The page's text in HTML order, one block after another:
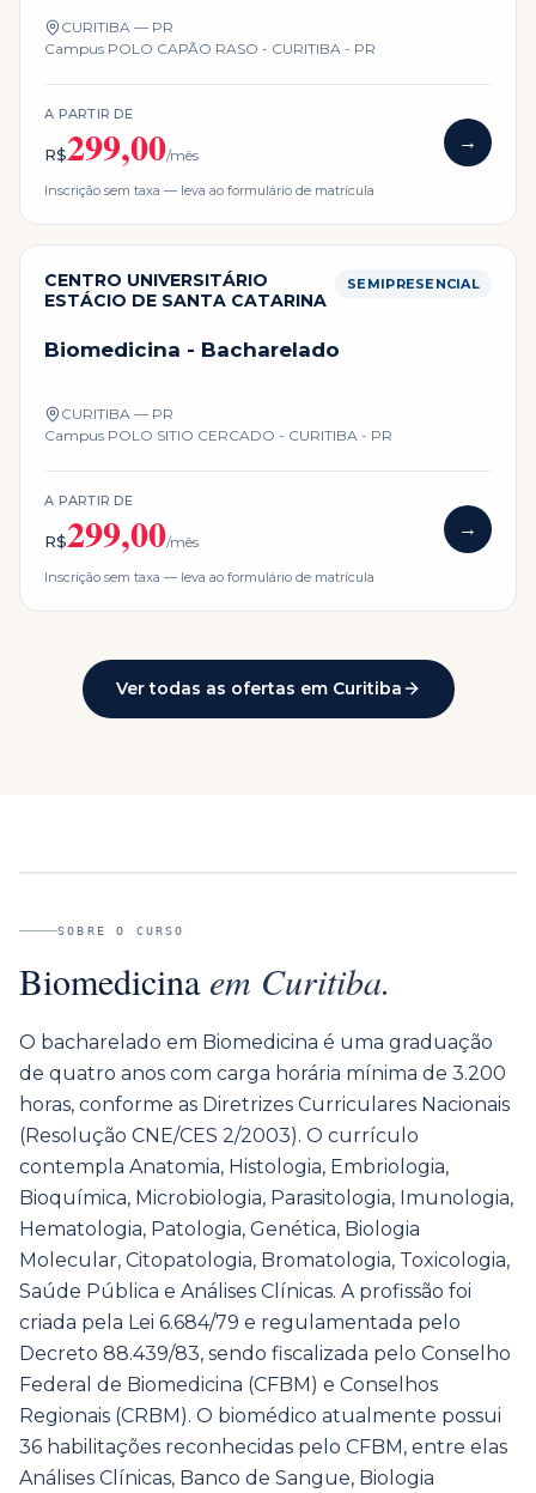
CURITIBA — PR
Campus POLO CAPÃO RASO - CURITIBA - PR
A PARTIR DE
R$299,00/mês
→
Inscrição sem taxa — leva ao formulário de matrícula
CENTRO UNIVERSITÁRIO
ESTÁCIO DE SANTA CATARINA
SEMIPRESENCIAL
Biomedicina - Bacharelado
CURITIBA — PR
Campus POLO SITIO CERCADO - CURITIBA - PR
A PARTIR DE
R$299,00/mês
→
Inscrição sem taxa — leva ao formulário de matrícula
Ver todas as ofertas em Curitiba
SOBRE O CURSO
Biomedicina em Curitiba.
O bacharelado em Biomedicina é uma graduação
de quatro anos com carga horária mínima de 3.200
horas, conforme as Diretrizes Curriculares Nacionais
(Resolução CNE/CES 2/2003). O currículo
contempla Anatomia, Histologia, Embriologia,
Bioquímica, Microbiologia, Parasitologia, Imunologia,
Hematologia, Patologia, Genética, Biologia
Molecular, Citopatologia, Bromatologia, Toxicologia,
Saúde Pública e Análises Clínicas. A profissão foi
criada pela Lei 6.684/79 e regulamentada pelo
Decreto 88.439/83, sendo fiscalizada pelo Conselho
Federal de Biomedicina (CFBM) e Conselhos
Regionais (CRBM). O biomédico atualmente possui
36 habilitações reconhecidas pelo CFBM, entre elas
Análises Clínicas, Banco de Sangue, Biologia